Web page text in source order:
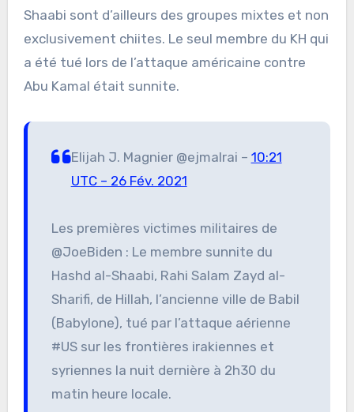
Shaabi sont d’ailleurs des groupes mixtes et non
exclusivement chiites. Le seul membre du KH qui
a été tué lors de l’attaque américaine contre
Abu Kamal était sunnite.
Elijah J. Magnier @ejmalrai – 10:21
UTC – 26 Fév. 2021
Les premières victimes militaires de
@JoeBiden : Le membre sunnite du
Hashd al-Shaabi, Rahi Salam Zayd al-
Sharifi, de Hillah, l’ancienne ville de Babil
(Babylone), tué par l’attaque aérienne
#US sur les frontières irakiennes et
syriennes la nuit dernière à 2h30 du
matin heure locale.